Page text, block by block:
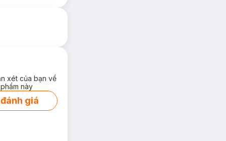
xét của bạn về
này
giá